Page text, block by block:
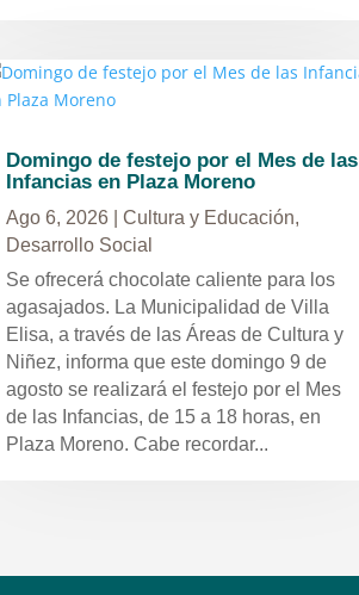
Domingo de festejo por el Mes de las
Infancias en Plaza Moreno
Ago 6, 2026| Cultura y Educación,
Desarrollo Social
Se ofrecerá chocolate caliente para los
agasajados. La Municipalidad de Villa
Elisa, a través de las Áreas de Cultura y
Niñez, informa que este domingo 9 de
agosto se realizará el festejo por el Mes
de las Infancias, de 15 a 18 horas, en
Plaza Moreno. Cabe recordar...